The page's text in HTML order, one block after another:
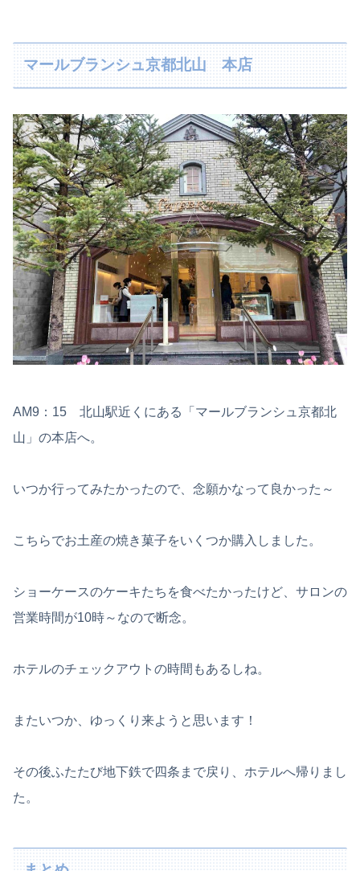
マールブランシュ京都北山 本店
AM9：15 北山駅近くにある「マールブランシュ京都北
山」の本店へ。
いつか行ってみたかったので、念願かなって良かった～
こちらでお土産の焼き菓子をいくつか購入しました。
ショーケースのケーキたちを食べたかったけど、サロンの
営業時間が10時～なので断念。
ホテルのチェックアウトの時間もあるしね。
またいつか、ゆっくり来ようと思います！
その後ふたたび地下鉄で四条まで戻り、ホテルへ帰りまし
た。